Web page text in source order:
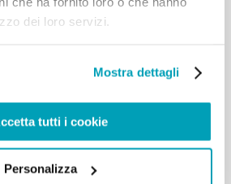
dei loro servizi.
Mostra dettagli
tutti i cookie
Personalizza
Crucis di Gesù, abbiamo
alla misericordia di Dio, a
noi tutti non possiamo fare
anzitutto alle sette opere di
agli assetati, vestire chi è